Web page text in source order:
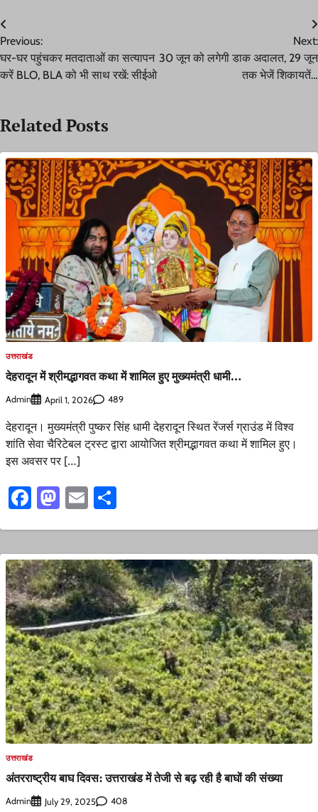
Post
navigation
Previous:
घर-घर पहुंचकर मतदाताओं का सत्यापन
करें BLO, BLA को भी साथ रखें: सीईओ
Next:
30 जून को लगेगी डाक अदालत, 29 जून
तक भेजें शिकायतें…
Related Posts
उत्तराखंड
देहरादून में श्रीमद्भागवत कथा में शामिल हुए मुख्यमंत्री धामी…
Admin April 1, 2026 489
देहरादून। मुख्यमंत्री पुष्कर सिंह धामी देहरादून स्थित रेंजर्स ग्राउंड में विश्व
शांति सेवा चैरिटेबल ट्रस्ट द्वारा आयोजित श्रीमद्भागवत कथा में शामिल हुए।
इस अवसर पर […]
Facebook
Mastodon
Email
उत्तराखंड
अंतरराष्ट्रीय बाघ दिवस: उत्तराखंड में तेजी से बढ़ रही है बाघों की संख्या
Admin July 29, 2025 408